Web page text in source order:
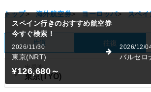
トップ> 海外航空券> ヨーロッパ> スペイ
片道 往復
出発地
スペイン行きのおすすめ航空券
今すぐ検索！
2026/11/30
東京(NRT)
2026/12/
バルセロ
¥126,680～